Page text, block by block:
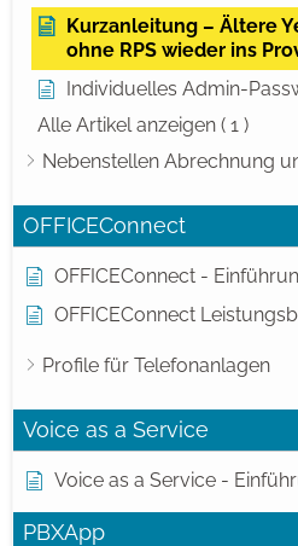
Kurzanleitung – Ältere
ohne RPS wieder ins
Individuelles Admin-
Alle Artikel anzeigen ( 1 )
Nebenstellen Abrechnung
OFFICEConnect
OFFICEConnect -
OFFICEConnect
Profile für Telefonanlagen
Voice as a Service
Voice as a Service -
PBXApp